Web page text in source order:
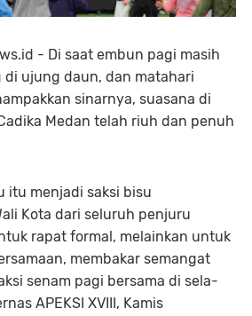
- Di saat embun pagi masih
ujung daun, dan matahari
sinarnya, suasana di
Medan telah riuh dan penuh
itu menjadi saksi bisu
Kota dari seluruh penjuru
rapat formal, melainkan untuk
membakar semangat
senam pagi bersama di sela-
APEKSI XVIII, Kamis